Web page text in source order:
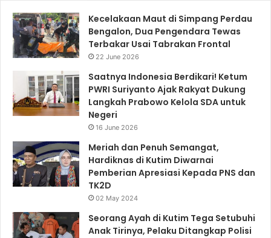
Kecelakaan Maut di Simpang Perdau
Bengalon, Dua Pengendara Tewas
Terbakar Usai Tabrakan Frontal
22 June 2026
Saatnya Indonesia Berdikari! Ketum
PWRI Suriyanto Ajak Rakyat Dukung
Langkah Prabowo Kelola SDA untuk
Negeri
16 June 2026
Meriah dan Penuh Semangat,
Hardiknas di Kutim Diwarnai
Pemberian Apresiasi Kepada PNS dan
TK2D
02 May 2024
Seorang Ayah di Kutim Tega Setubuhi
Anak Tirinya, Pelaku Ditangkap Polisi